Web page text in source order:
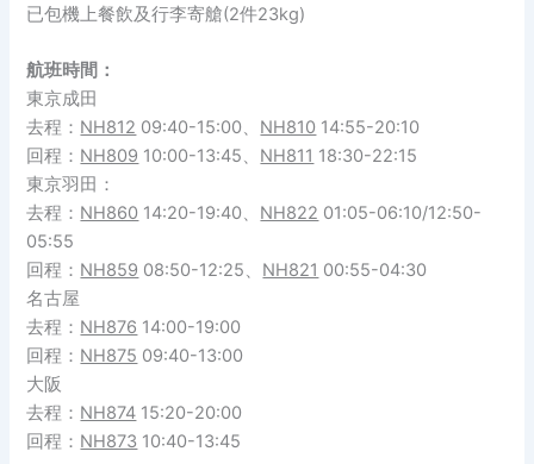
已包機上餐飲及行李寄艙(2件23kg)
航班時間：
東京成田
去程： NH812 09:40-15:00、 NH810 14:55-20:10
回程： NH809 10:00-13:45、 NH811 18:30-22:15
東京羽田：
去程： NH860 14:20-19:40、 NH822 01:05-06:10/12:50-
05:55
回程： NH859 08:50-12:25、 NH821 00:55-04:30
名古屋
去程： NH876 14:00-19:00
回程： NH875 09:40-13:00
大阪
去程： NH874 15:20-20:00
回程： NH873 10:40-13:45